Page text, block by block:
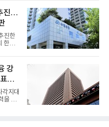
진…
진한
한양
강
지대
을 대